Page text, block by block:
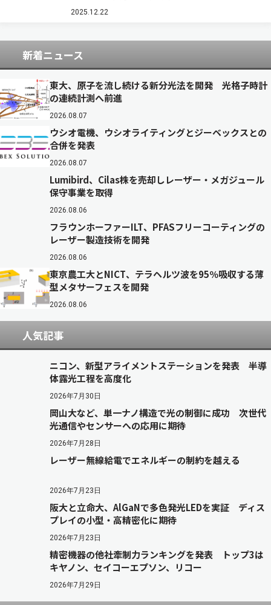
した（製品ページ）。 「Mini W5」は、従来機種
2025.12.22
新着ニュース
東大、原子を流し続ける新分光法を開発 光格子時計
の連続計測へ前進
2026.08.07
ウシオ電機、ウシオライティングとジーベックスとの
合併を発表
2026.08.07
Lumibird、Cilas株を売却しレーザー・メガジュール
保守事業を取得
2026.08.06
フラウンホーファーILT、PFASフリーコーティングの
レーザー製造技術を開発
2026.08.06
東京農工大とNICT、テラヘルツ波を95％吸収する薄
型メタサーフェスを開発
2026.08.06
人気記事
ニコン、新型アライメントステーションを発表 半導
体露光工程を高度化
2026年7月30日
岡山大など、単一ナノ構造で光の制御に成功 次世代
光通信やセンサーへの応用に期待
2026年7月28日
レーザー無線給電でエネルギーの制約を越える
2026年7月23日
阪大と立命大、AlGaNで多色発光LEDを実証 ディス
プレイの小型・高精密化に期待
2026年7月23日
精密機器の他社牽制力ランキングを発表 トップ3は
キヤノン、セイコーエプソン、リコー
2026年7月29日